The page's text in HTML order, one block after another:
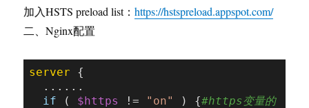
加入HSTS preload list：https://hstspreload.appspot.com/
二、Nginx配置
server {
if ( $https != "on" ) {#https变量的